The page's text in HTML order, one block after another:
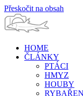
Přeskočit na obsah
HOME
ČLÁNKY
PTÁCI
HMYZ
HOUBY